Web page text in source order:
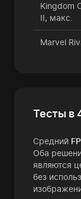
Kingdom
II, макс.
Marvel
Тесты в
Средний
Оба
являются
без